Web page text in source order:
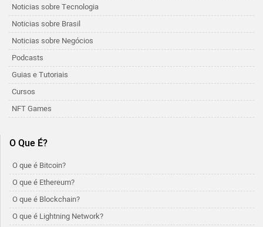
Noticias sobre Tecnologia
Noticias sobre Brasil
Noticias sobre Negócios
Podcasts
Guias e Tutoriais
Cursos
NFT Games
O Que É?
O que é Bitcoin?
O que é Ethereum?
O que é Blockchain?
O que é Lightning Network?